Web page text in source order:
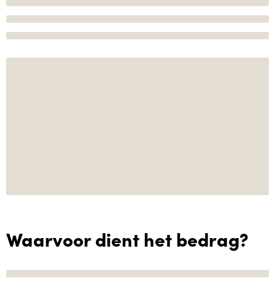
Waarvoor dient het bedrag?